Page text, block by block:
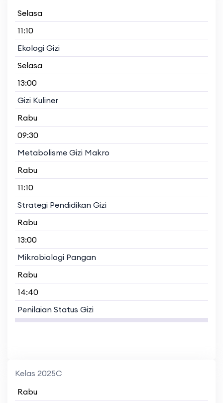
Selasa
11:10
Ekologi Gizi
Selasa
13:00
Gizi Kuliner
Rabu
09:30
Metabolisme Gizi Makro
Rabu
11:10
Strategi Pendidikan Gizi
Rabu
13:00
Mikrobiologi Pangan
Rabu
14:40
Penilaian Status Gizi
Kelas 2025C
Rabu